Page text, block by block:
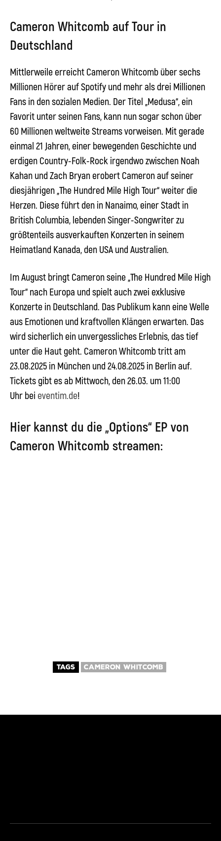
Cameron Whitcomb auf Tour in
Deutschland
Mittlerweile erreicht Cameron Whitcomb über sechs
Millionen Hörer auf Spotify und mehr als drei Millionen
Fans in den sozialen Medien. Der Titel „Medusa“, ein
Favorit unter seinen Fans, kann nun sogar schon über
60 Millionen weltweite Streams vorweisen. Mit gerade
einmal 21 Jahren, einer bewegenden Geschichte und
erdigen Country-Folk-Rock irgendwo zwischen Noah
Kahan und Zach Bryan erobert Cameron auf seiner
diesjährigen „The Hundred Mile High Tour“ weiter die
Herzen. Diese führt den in Nanaimo, einer Stadt in
British Columbia, lebenden Singer-Songwriter zu
größtenteils ausverkauften Konzerten in seinem
Heimatland Kanada, den USA und Australien.
Im August bringt Cameron seine „The Hundred Mile High
Tour“ nach Europa und spielt auch zwei exklusive
Konzerte in Deutschland. Das Publikum kann eine Welle
aus Emotionen und kraftvollen Klängen erwarten. Das
wird sicherlich ein unvergessliches Erlebnis, das tief
unter die Haut geht. Cameron Whitcomb tritt am
23.08.2025 in München und 24.08.2025 in Berlin auf.
Tickets gibt es ab Mittwoch, den 26.03. um 11:00
Uhr bei eventim.de!
Hier kannst du die „Options“ EP von
Cameron Whitcomb streamen:
TAGS CAMERON WHITCOMB